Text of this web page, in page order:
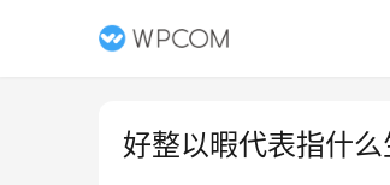
好整以暇代表指什